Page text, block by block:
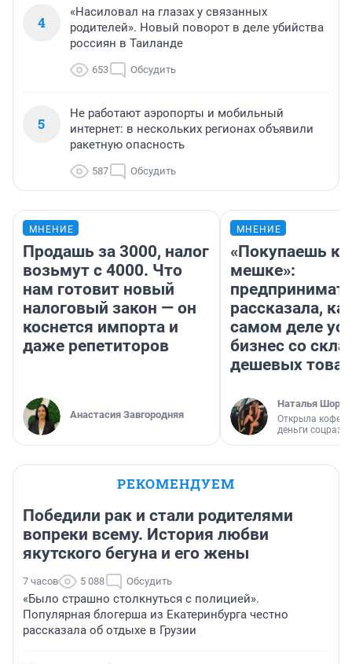
4
«Насиловал на глазах у связанных
родителей». Новый поворот в деле убийства
россиян в Таиланде
653 Обсудить
5
Не работают аэропорты и мобильный
интернет: в нескольких регионах объявили
ракетную опасность
587 Обсудить
МНЕНИЕ
Продашь за 3000, налог
возьмут с 4000. Что
нам готовит новый
налоговый закон — он
коснется импорта и
даже репетиторов
Анастасия Завгородняя
МНЕНИЕ
«Покупаешь
мешке»:
рассказала,
самом деле
бизнес со
дешевых
Наталья
Открыла
деньги
РЕКОМЕНДУЕМ
Победили рак и стали родителями
вопреки всему. История любви
якутского бегуна и его жены
7 часов 5 088 Обсудить
«Было страшно столкнуться с полицией».
Популярная блогерша из Екатеринбурга честно
рассказала об отдыхе в Грузии